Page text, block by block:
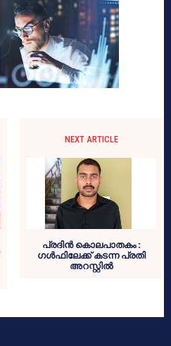
NEXT ARTICLE
പ്രദിന്‍ കൊലപാതകം :
ഗള്‍ഫിലേക്ക് കടന്ന പ്രതി
അറസ്റ്റില്‍